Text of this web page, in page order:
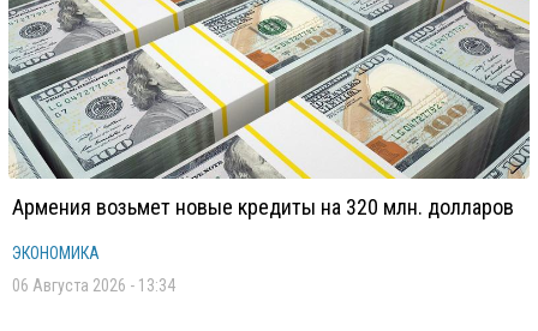
Армения возьмет новые кредиты на 320 млн. долларов
ЭКОНОМИКА
06 Августа 2026 - 13:34